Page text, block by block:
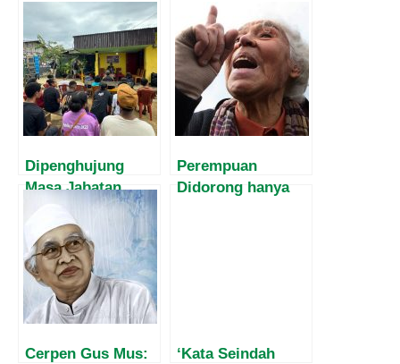
Dipenghujung
Masa Jabatan,
Harvey Malaihollo
Masih
Mesosialisasikan
Empat Pilar MPR
Kepada
Masyarakat Papua
Perempuan
Didorong hanya
Cerpen Gus Mus:
‘Kata Seindah